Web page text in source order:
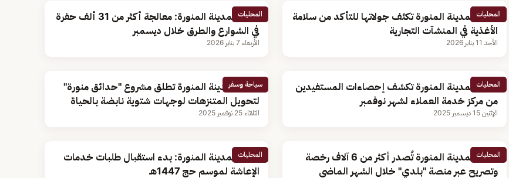
المحليات
أمانة المدينة المنورة تكثف جولاتها للتأكد من سلامة
الأغذية في المنشآت التجارية
الأحد 11 يناير 2026
المحليات
أمانة المدينة المنورة: معالجة أكثر من 31 ألف حفرة
في الشوارع والطرق خلال ديسمبر
الأربعاء 7 يناير 2026
المحليات
أمانة المدينة المنورة تكشف إحصاءات المستفيدين
من مركز خدمة العملاء لشهر نوفمبر
الإثنين 15 ديسمبر 2025
سياحة وسفر
أمانة المدينة المنورة تطلق مشروع "حدائق منورة"
لتحويل المتنزهات لوجهات شتوية نابضة بالحياة
الثلاثاء 25 نوفمبر 2025
المحليات
أمانة المدينة المنورة تُصدر أكثر من 6 آلاف رخصة
وتصريح عبر منصة "بلدي" خلال الشهر الماضي
المحليات
أمانة المدينة المنورة: بدء استقبال طلبات خدمات
الإعاشة لموسم حج 1447هـ